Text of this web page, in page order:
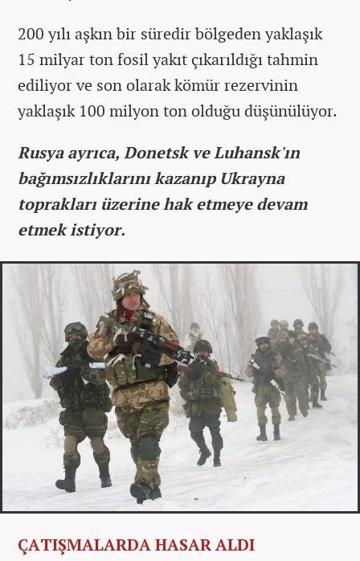
200 yılı aşkın bir süredir bölgeden yaklaşık
15 milyar ton fosil yakıt çıkarıldığı tahmin
ediliyor ve son olarak kömür rezervinin
yaklaşık 100 milyon ton olduğu düşünülüyor.
Rusya ayrıca, Donetsk ve Luhansk'ın
bağımsızlıklarını kazanıp Ukrayna
toprakları üzerine hak etmeye devam
etmek istiyor.
ÇATIŞMALARDA HASAR ALDI